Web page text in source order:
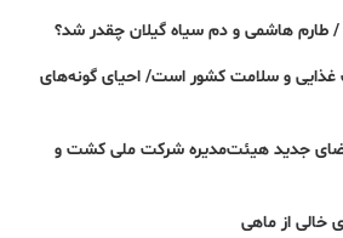
/ طارم هاشمی و دم سیاه گیلان چقدر شد؟
و سلامت کشور است/ احیای گونه‌های
جدید هیئت‌مدیره شرکت ملی کشت و
خالی از ماهی